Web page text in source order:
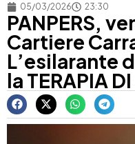
05/03/2026
23:30
PANPERS,
Cartiere
L’esilarante
la TERAPIA